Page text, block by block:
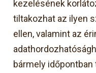
kezelésének
tiltakozhat az ilyen
ellen, valamint az
bármely